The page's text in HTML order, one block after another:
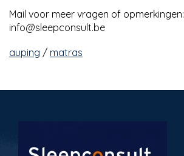
Mail voor meer vragen of opmerkingen:
info@sleepconsult.be
auping / matras